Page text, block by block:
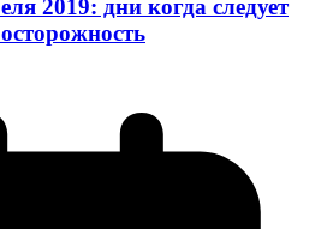
2019: дни когда следует